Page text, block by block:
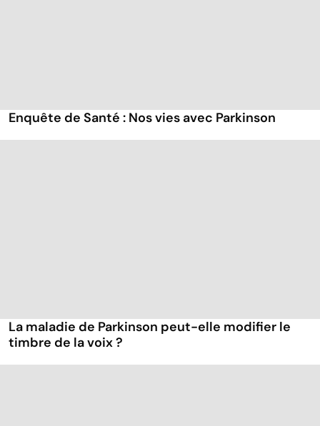
Enquête de Santé : Nos vies avec Parkinson
La maladie de Parkinson peut-elle modifier le
timbre de la voix ?